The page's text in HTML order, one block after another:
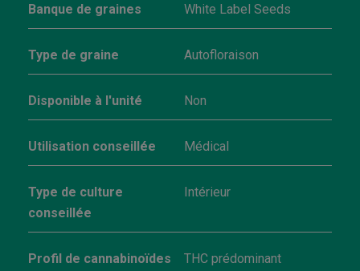
Banque de graines White Label Seeds
Type de graine Autofloraison
Disponible à l'unité Non
Utilisation conseillée Médical
Type de culture
conseillée
Intérieur
Profil de cannabinoïdes THC prédominant